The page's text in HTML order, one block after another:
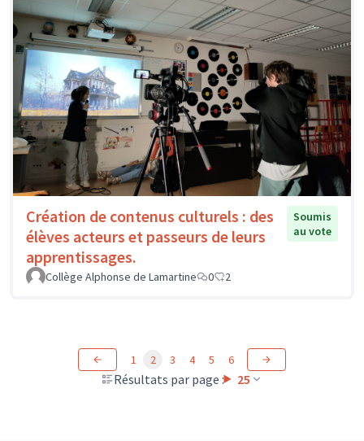
Création de contenus culturels : des
élèves acteurs et passeurs de leurs
apprentissages.
Soumis
au vote
Collège Alphonse de Lamartine 0 2
Résultats par page : 25
1 2 3 4 5 6